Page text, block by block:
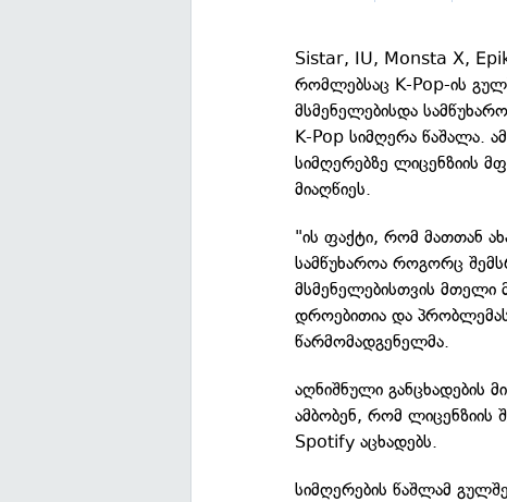
Sistar, IU, Monsta X,
რომლებსაც K-Pop-ის
მსმენელებისდა
K-Pop სიმღერა წაშალა.
სიმღერებზე ლიცენზიის
მიაღწიეს.
"ის ფაქტი, რომ მათთან
სამწუხაროა როგორც
მსმენელებისთვის
დროებითია და
წარმომადგენელმა.
აღნიშნული განცხადების
ამბობენ, რომ ლიცენზიის
Spotify აცხადებს.
სიმღერების წაშლამ